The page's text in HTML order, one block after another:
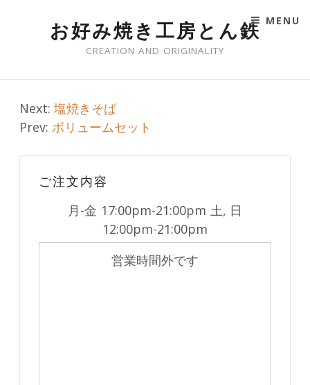
SKIP TO CONTENT
お好み焼き工房とん鉄
CREATION AND ORIGINALITY
MENU
Post
navigation
Next: 塩焼きそば
Prev: ボリュームセット
ご注文内容
月-金 17:00pm-21:00pm 土, 日
12:00pm-21:00pm
営業時間外です